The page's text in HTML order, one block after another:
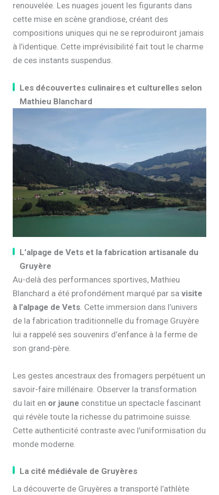
renouvelée. Les nuages jouent les figurants dans
cette mise en scène grandiose, créant des
compositions uniques qui ne se reproduiront jamais
à l’identique. Cette imprévisibilité fait tout le charme
de ces instants suspendus.
Les découvertes culinaires et culturelles selon
Mathieu Blanchard
L’alpage de Vets et la fabrication artisanale du
Gruyère
Au-delà des performances sportives, Mathieu
Blanchard a été profondément marqué par savisite
à l’alpage de Vets. Cette immersion dans l’univers
de la fabrication traditionnelle du fromage Gruyère
lui a rappelé ses souvenirs d’enfance à la ferme de
son grand-père.
Les gestes ancestraux des fromagers perpétuent un
savoir-faire millénaire. Observer la transformation
du lait en or jaune constitue un spectacle fascinant
qui révèle toute la richesse du patrimoine suisse.
Cette authenticité contraste avec l’uniformisation du
monde moderne.
La cité médiévale de Gruyères
La découverte de Gruyères a transporté l’athlète